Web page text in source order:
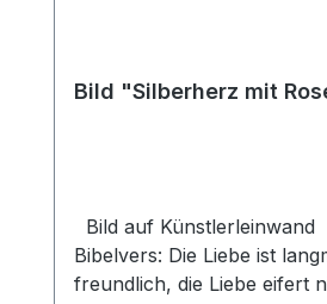
Bild "Silberherz mit
Bild auf Künstlerleinwand Mit dem
Bibelvers: Die Liebe ist
freundlich, die Liebe eifert